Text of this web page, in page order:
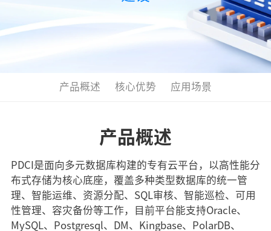
产品概述 核心优势 应用场景
产品概述
PDCI是面向多元数据库构建的专有云平台，以高性能分
布式存储为核心底座，覆盖多种类型数据库的统一管
理、智能运维、资源分配、SQL审核、智能巡检、可用
性管理、容灾备份等工作，目前平台能支持Oracle、
MySQL、Postgresql、DM、Kingbase、PolarDB、